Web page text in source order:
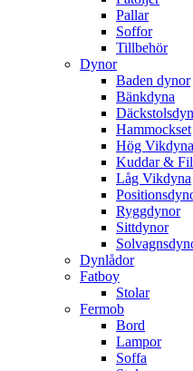
Pallar
Soffor
Tillbehör
Dynor
Baden dynor
Bänkdyna
Hammockset
Hög Vikdyna
Kuddar &
Låg Vikdyna
Ryggdynor
Sittdynor
Dynlådor
Fatboy
Stolar
Fermob
Bord
Lampor
Soffa